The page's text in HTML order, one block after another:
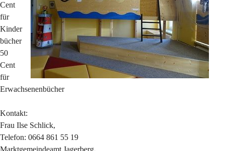
Cent
für
Kinder
bücher
50
Cent
für
Erwachsenenbücher
Kontakt:
Frau Ilse Schlick,
Telefon: 0664 861 55 19
Marktgemeindeamt Jagerberg,